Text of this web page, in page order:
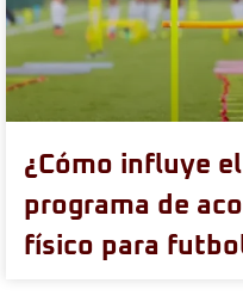
¿Cómo influye
programa de
físico para